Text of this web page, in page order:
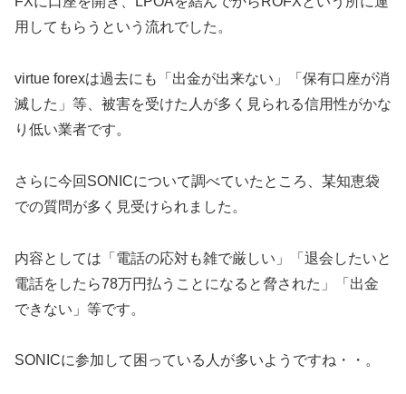
用してもらうという流れでした。
virtue forexは過去にも「出金が出来ない」「保有口座が消
滅した」等、被害を受けた人が多く見られる信用性がかな
り低い業者です。
さらに今回 SONICについて調べていたところ、某知恵袋
での質問が多く見受けられました。
内容としては「 電話の応対も雑で厳しい 」「 退会したいと
電話をしたら78万円払うことになると脅された 」「出金
できない」等です。
SONICに参加して 困っている人が多いようですね・・。